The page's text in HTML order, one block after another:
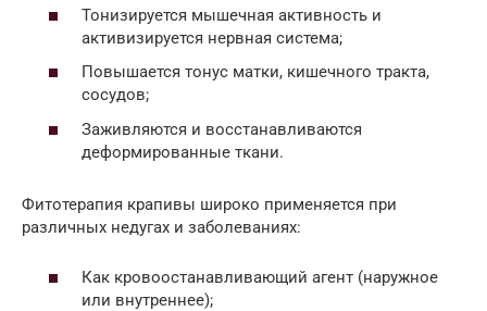
Тонизируется мышечная активность и
активизируется нервная система;
Повышается тонус матки, кишечного тракта,
сосудов;
Заживляются и восстанавливаются
деформированные ткани.
Фитотерапия крапивы широко применяется при
различных недугах и заболеваниях:
Как кровоостанавливающий агент (наружное
или внутреннее);